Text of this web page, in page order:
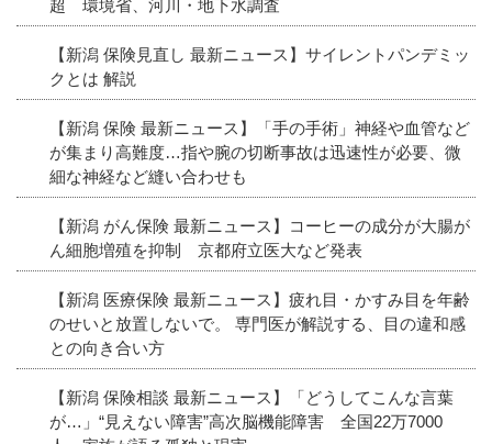
超 環境省、河川・地下水調査
【新潟 保険見直し 最新ニュース】サイレントパンデミッ
クとは 解説
【新潟 保険 最新ニュース】「手の手術」神経や血管など
が集まり高難度…指や腕の切断事故は迅速性が必要、微
細な神経など縫い合わせも
【新潟 がん保険 最新ニュース】コーヒーの成分が大腸が
ん細胞増殖を抑制 京都府立医大など発表
【新潟 医療保険 最新ニュース】疲れ目・かすみ目を年齢
のせいと放置しないで。 専門医が解説する、目の違和感
との向き合い方
【新潟 保険相談 最新ニュース】「どうしてこんな言葉
が…」“見えない障害”高次脳機能障害 全国22万7000